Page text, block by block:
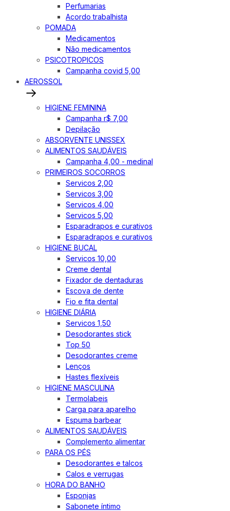
Perfumarias
Acordo trabalhista
POMADA
Medicamentos
Não medicamentos
PSICOTROPICOS
Campanha covid 5,00
AEROSSOL
HIGIENE FEMININA
Campanha r$ 7,00
Depilação
ABSORVENTE UNISSEX
ALIMENTOS SAUDÁVEIS
Campanha 4,00 - medinal
PRIMEIROS SOCORROS
Servicos 2,00
Servicos 3,00
Servicos 4,00
Servicos 5,00
Esparadrapos e curativos
Esparadrapos e curativos
HIGIENE BUCAL
Servicos 10,00
Creme dental
Fixador de dentaduras
Escova de dente
Fio e fita dental
HIGIENE DIÁRIA
Servicos 1,50
Desodorantes stick
Top 50
Desodorantes creme
Lenços
Hastes flexíveis
HIGIENE MASCULINA
Termolabeis
Carga para aparelho
Espuma barbear
ALIMENTOS SAUDÁVEIS
Complemento alimentar
PARA OS PÉS
Desodorantes e talcos
Calos e verrugas
HORA DO BANHO
Esponjas
Sabonete íntimo